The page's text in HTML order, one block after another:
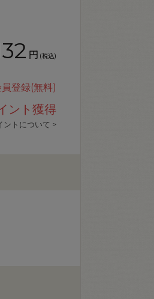
円 (税込)
登録(無料)
ント獲得
ントについて >